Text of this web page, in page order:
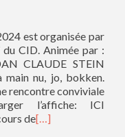
est organisée par
CID. Animée par :
CLAUDE STEIN
nu, jo, bokken.
rencontre conviviale
l’affiche: ICI
de[…]